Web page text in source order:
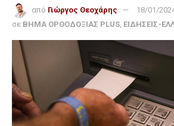
από Γιώργος Θεοχάρης
18/01/
σε ΒΗΜΑ ΟΡΘΟΔΟΞΙΑΣ PLUS, ΕΙΔΗΣΕΙΣ-